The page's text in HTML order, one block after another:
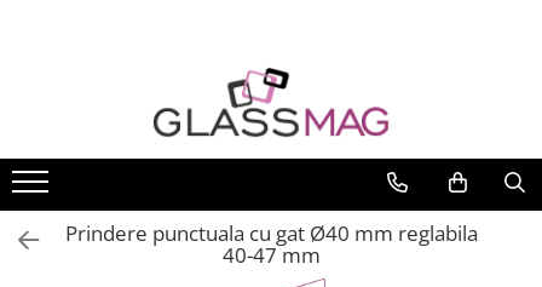
Seturi usi pivotante
Amortizoare pardoseala
Feronerie usi pivotante
Prindere punctuala cu gat Ø40 mm reglabila
40-47 mm